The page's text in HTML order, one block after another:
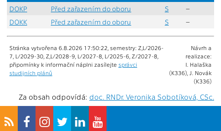
DOKP
Před zařazením do oboru S
–
DOKK
Před zařazením do oboru S –
Stránka vytvořena 6.8.2026 17:50:22, semestry: Z,L/2026-
7, L/2029-30, Z,L/2028-9, L/2027-8, L/2025-6, Z/2027-8,
připomínky k informační náplni zasílejte správci
studijních plánů
Návrh a
realizace:
I. Halaška
(K336), J. Novák
(K336)
Za obsah odpovídá: doc. RNDr. Veronika Sobotíková, CSc.